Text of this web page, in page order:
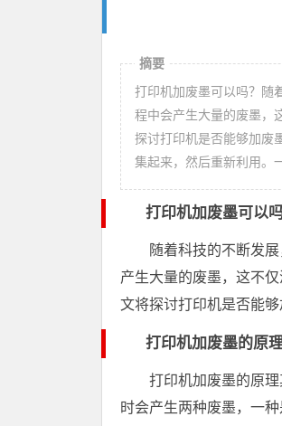
摘要
打印机加废墨可以吗？随
程中会产生大量的废墨，
探讨打印机是否能够加废
集起来，然后重新利用。
打印机加废墨可以吗
随着科技的不断发
产生大量的废墨，这不
文将探讨打印机是否能够
打印机加废墨的原
打印机加废墨的原
时会产生两种废墨，一